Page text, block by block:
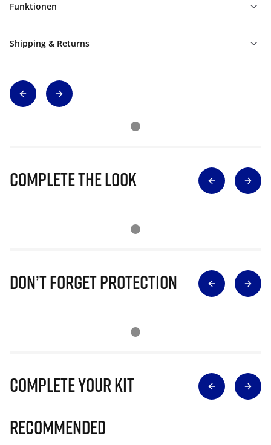
Funktionen
Shipping & Returns
Complete The Look
Don’t Forget Protection
Complete Your Kit
Recommended